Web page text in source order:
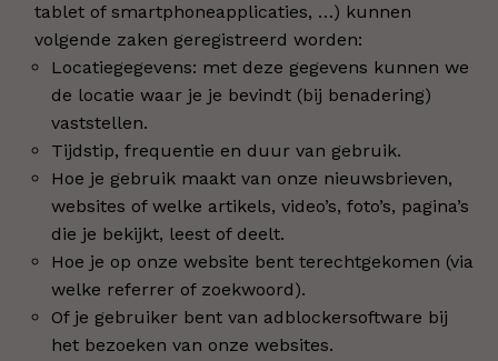
tablet of smartphoneapplicaties, …) kunnen
volgende zaken geregistreerd worden:
Locatiegegevens: met deze gegevens kunnen we
de locatie waar je je bevindt (bij benadering)
vaststellen.
Tijdstip, frequentie en duur van gebruik.
Hoe je gebruik maakt van onze nieuwsbrieven,
websites of welke artikels, video’s, foto’s, pagina’s
die je bekijkt, leest of deelt.
Hoe je op onze website bent terechtgekomen (via
welke referrer of zoekwoord).
Of je gebruiker bent van adblockersoftware bij
het bezoeken van onze websites.